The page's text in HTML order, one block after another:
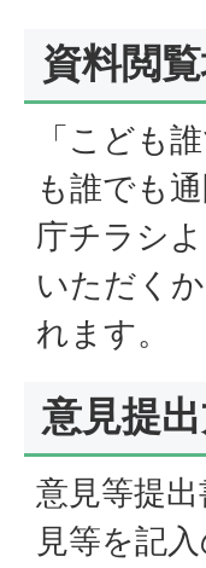
資料閲
「こども
も誰でも
庁チラシ
いただく
れます。
意見提
意見等提
見等を記